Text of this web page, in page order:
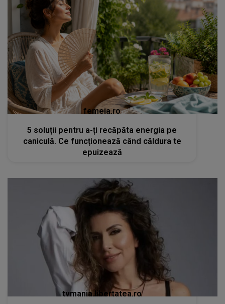
femeia.ro
5 soluții pentru a-ți recăpăta energia pe
caniculă. Ce funcționează când căldura te
epuizează
tvmania.libertatea.ro